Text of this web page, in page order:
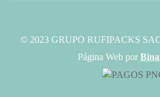
© 2023 GRUPO RUFIPACKS SAC
Página Web por